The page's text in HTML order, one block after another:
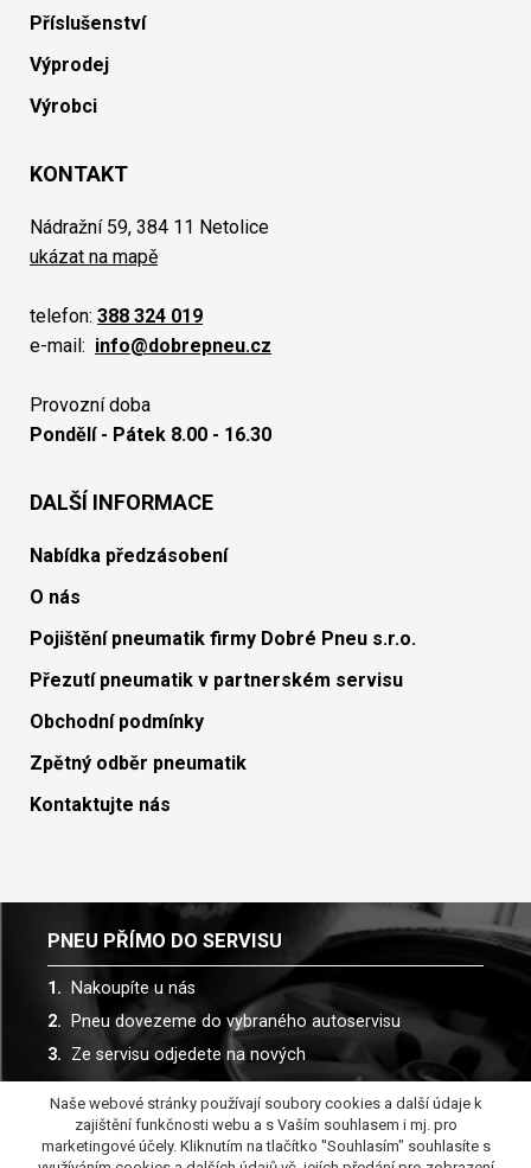
Příslušenství
Výprodej
Výrobci
KONTAKT
Nádražní 59, 384 11 Netolice
ukázat na mapě
telefon: 388 324 019
e-mail: info@dobrepneu.cz
Provozní doba
Pondělí - Pátek 8.00 - 16.30
DALŠÍ INFORMACE
Nabídka předzásobení
O nás
Pojištění pneumatik firmy Dobré Pneu s.r.o.
Přezutí pneumatik v partnerském servisu
Obchodní podmínky
Zpětný odběr pneumatik
Kontaktujte nás
PNEU PŘÍMO DO SERVISU
Nakoupíte u nás
Pneu dovezeme do vybraného autoservisu
Ze servisu odjedete na nových
Spolupracujeme s více než 30 autoservisy
Naše webové stránky používají soubory cookies a další údaje k
zajištění funkčnosti webu a s Vaším souhlasem i mj. pro
marketingové účely. Kliknutím na tlačítko "Souhlasím" souhlasíte s